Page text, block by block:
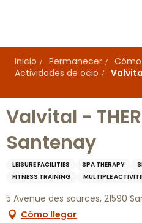
principal
Inicio
Permanecer
Actividades de ocio
Valvital -
Santenay
LEISURE FACILITIES SPA THERAPY
FITNESS TRAINING
MULTIPLE
5 Avenue des sources, 21590
Cómo llegar